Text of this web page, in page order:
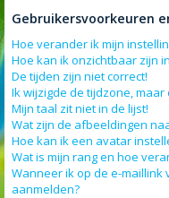
Gebruikersvoorkeuren
Hoe verander ik mijn
Hoe kan ik onzichtbaar zijn
De tijden zijn niet correct!
Ik wijzigde de tijdzone,
Mijn taal zit niet in de lijst!
Wat zijn de afbeeldingen
Hoe kan ik een avatar
Wat is mijn rang en hoe
Wanneer ik op de e-maillink
aanmelden?